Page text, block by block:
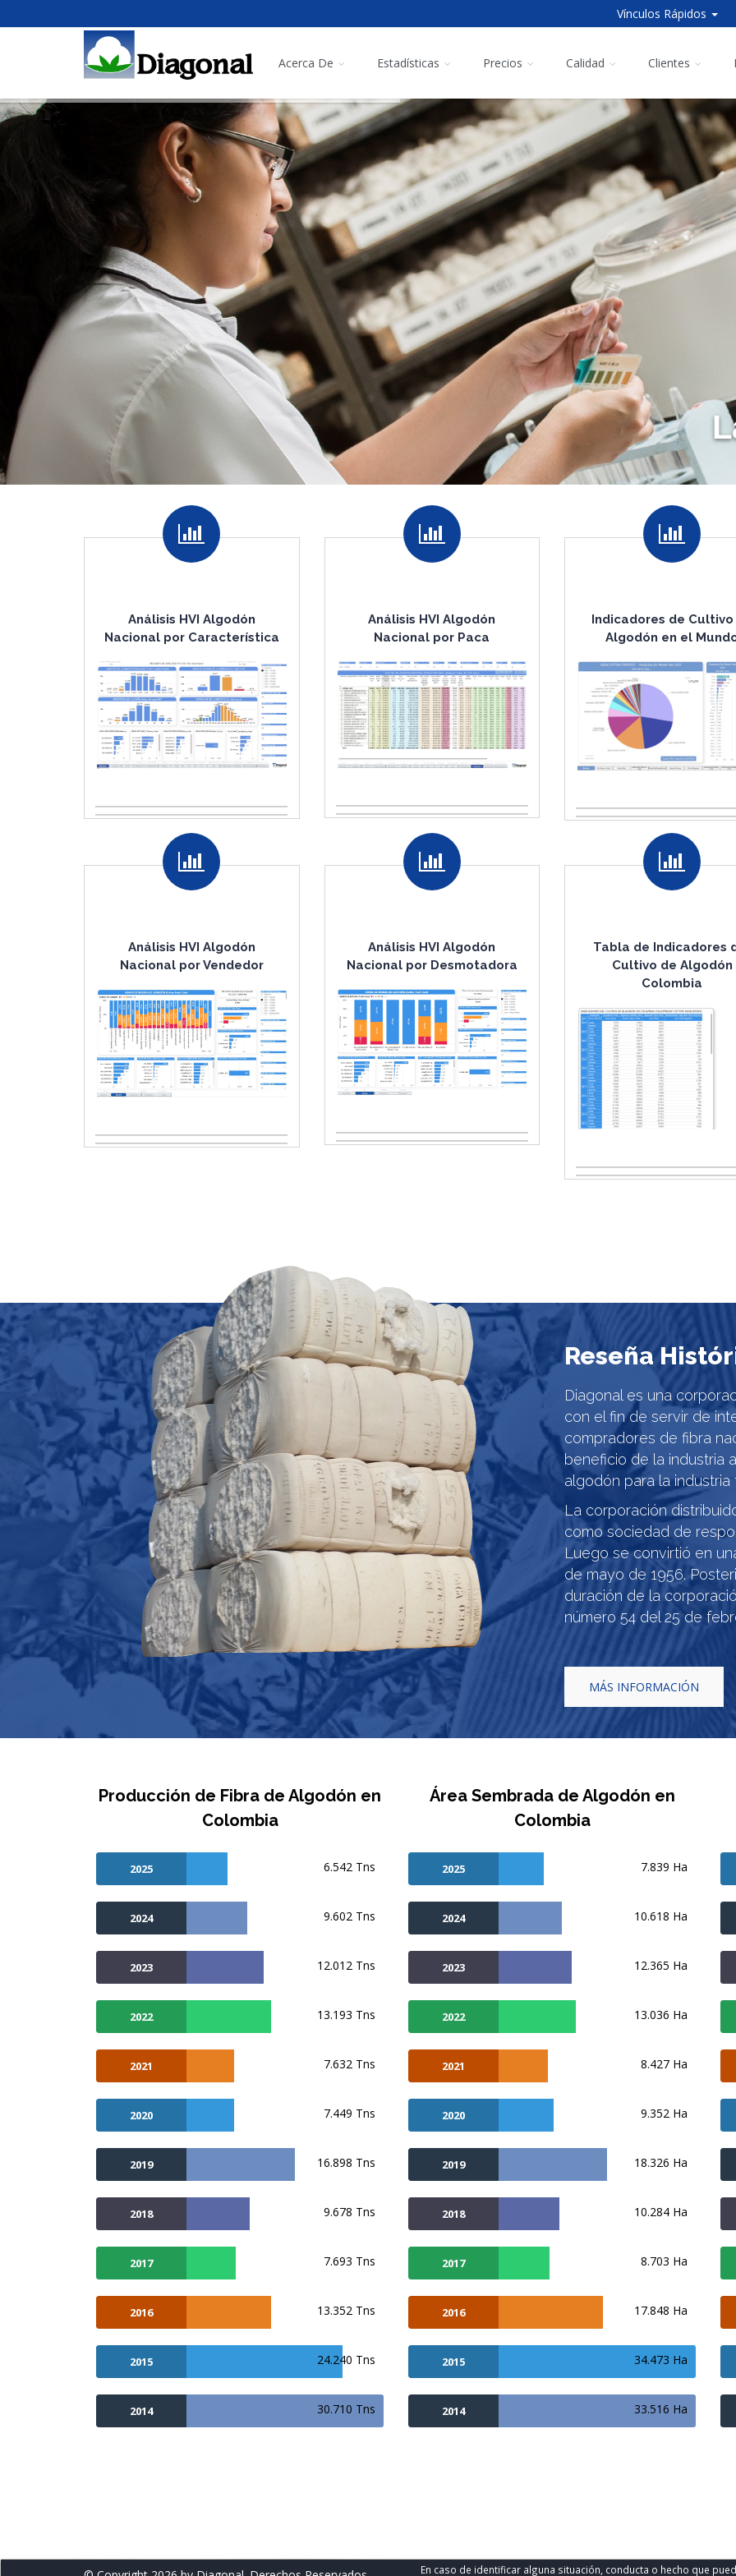
Vínculos Rápidos
Acerca De Estadísticas Precios Calidad Clientes
Análisis HVI Algodón
Nacional por Característica
Análisis HVI Algodón
Nacional por Paca
Indicadores de Cultivo
Algodón en el
Análisis HVI Algodón
Nacional por Vendedor
Análisis HVI Algodón
Nacional por Desmotadora
Tabla de Indicadores
Cultivo de Algodón
Colombia
Reseña
Diagonal es una
con el fin de servir de
compradores de fibra
beneficio de la industria
algodón para la industria
La corporación
como sociedad de
Luego se convirtió en
de mayo de 1956.
duración de la
número 54 del 25 de
MÁS INFORMACIÓN
Producción de Fibra de Algodón en
Colombia
2025 6.542 Tns
2024 9.602 Tns
2023 12.012 Tns
2022 13.193 Tns
2021 7.632 Tns
2020 7.449 Tns
2019 16.898 Tns
2018 9.678 Tns
2017 7.693 Tns
2016 13.352 Tns
2015 24.240 Tns
2014 30.710 Tns
Área Sembrada de Algodón en
Colombia
2025 7.839 Ha
2024 10.618 Ha
2023 12.365 Ha
2022 13.036 Ha
2021 8.427 Ha
2020 9.352 Ha
2019 18.326 Ha
2018 10.284 Ha
2017 8.703 Ha
2016 17.848 Ha
2015 34.473 Ha
2014 33.516 Ha
En caso de identificar alguna situación, conducta o hecho que